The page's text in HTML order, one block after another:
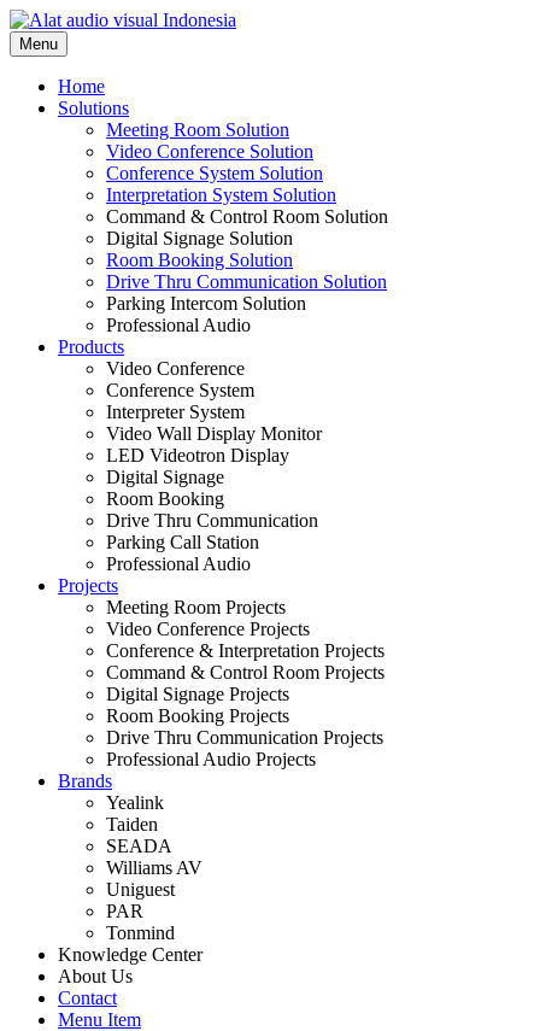
Skip
to
content
Menu
Home
Solutions
Meeting Room Solution
Video Conference Solution
Conference System Solution
Interpretation System Solution
Command & Control Room Solution
Digital Signage Solution
Room Booking Solution
Drive Thru Communication Solution
Parking Intercom Solution
Professional Audio
Products
Video Conference
Conference System
Interpreter System
Video Wall Display Monitor
LED Videotron Display
Digital Signage
Room Booking
Drive Thru Communication
Parking Call Station
Professional Audio
Projects
Meeting Room Projects
Video Conference Projects
Conference & Interpretation Projects
Command & Control Room Projects
Digital Signage Projects
Room Booking Projects
Drive Thru Communication Projects
Professional Audio Projects
Brands
Yealink
Taiden
SEADA
Williams AV
Uniguest
PAR
Tonmind
Knowledge Center
About Us
Contact
Menu Item